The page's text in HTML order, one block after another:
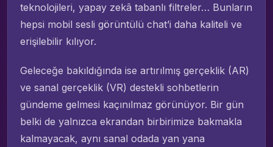
teknolojileri, yapay zekâ tabanlı filtreler… Bunların
hepsi mobil sesli görüntülü chat’i daha kaliteli ve
erişilebilir kılıyor.
Geleceğe bakıldığında ise artırılmış gerçeklik (AR)
ve sanal gerçeklik (VR) destekli sohbetlerin
gündeme gelmesi kaçınılmaz görünüyor. Bir gün
belki de yalnızca ekrandan birbirimize bakmakla
kalmayacak, aynı sanal odada yan yana